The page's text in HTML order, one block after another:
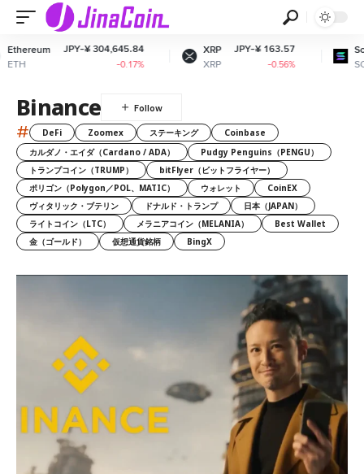
JPY-¥ 304,645.84 JPY-¥ 163.57
-0.56%
Binance
# DeFi Zoomex ステーキング
Coinbase
カルダノ・エイダ（Cardano / ADA）
Pudgy Penguins（PENGU）
トランプコイン（TRUMP）
bitFlyer（ビットフライヤー）
ポリゴン（Polygon／POL、MATIC）
ウォレット
CoinEX
ヴィタリック・ブテリン
ドナルド・トランプ
日本（JAPAN）
ライトコイン（LTC）
メラニアコイン（MELANIA）
Best Wallet
金（ゴールド）
仮想通貨銘柄 BingX